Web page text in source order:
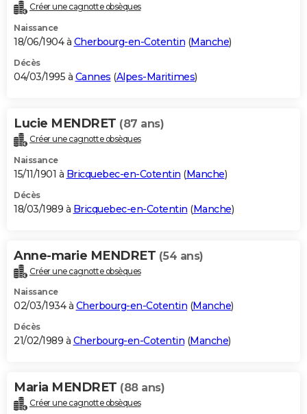
Créer une cagnotte obsèques
Naissance
18/06/1904 à Cherbourg-en-Cotentin (Manche)
Décès
04/03/1995 à Cannes (Alpes-Maritimes)
Lucie MENDRET (87 ans)
Créer une cagnotte obsèques
Naissance
15/11/1901 à Bricquebec-en-Cotentin (Manche)
Décès
18/03/1989 à Bricquebec-en-Cotentin (Manche)
Anne-marie MENDRET (54 ans)
Créer une cagnotte obsèques
Naissance
02/03/1934 à Cherbourg-en-Cotentin (Manche)
Décès
21/02/1989 à Cherbourg-en-Cotentin (Manche)
Maria MENDRET (88 ans)
Créer une cagnotte obsèques